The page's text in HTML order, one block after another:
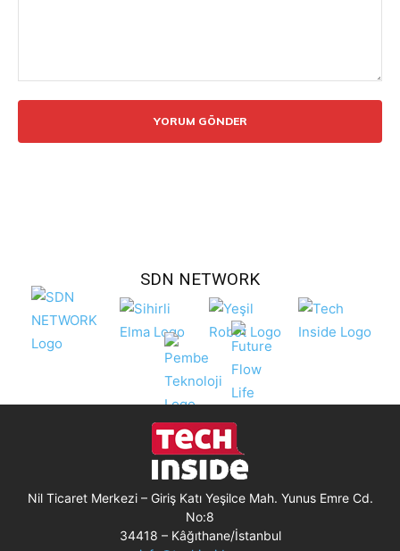
SDN NETWORK
Nil Ticaret Merkezi – Giriş Katı Yeşilce Mah. Yunus Emre Cd.
No:8
34418 – Kâğıthane/İstanbul